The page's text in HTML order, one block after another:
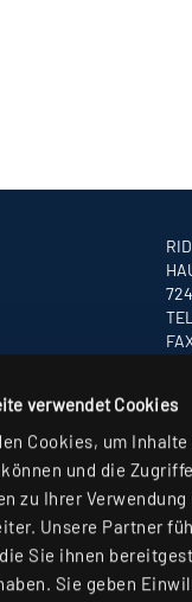
verwendet Cookies
Cookies, um
und die
zu Ihrer
Unsere Partner
Sie ihnen
Sie geben